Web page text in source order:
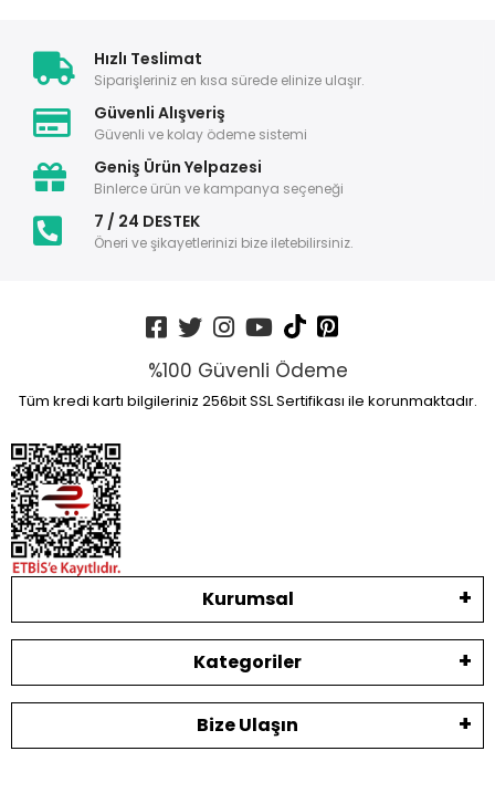
Hızlı Teslimat
Siparişleriniz en kısa sürede elinize ulaşır.
Güvenli Alışveriş
Güvenli ve kolay ödeme sistemi
Geniş Ürün Yelpazesi
Binlerce ürün ve kampanya seçeneği
7 / 24 DESTEK
Öneri ve şikayetlerinizi bize iletebilirsiniz.
%100 Güvenli Ödeme
Tüm kredi kartı bilgileriniz 256bit SSL Sertifikası ile korunmaktadır.
Kurumsal
Kategoriler
Bize Ulaşın